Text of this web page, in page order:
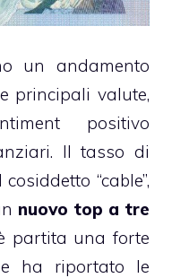
un andamento
principali valute,
positivo
Il tasso di
cosiddetto “cable”,
nuovo top a tre
partita una forte
ha riportato le